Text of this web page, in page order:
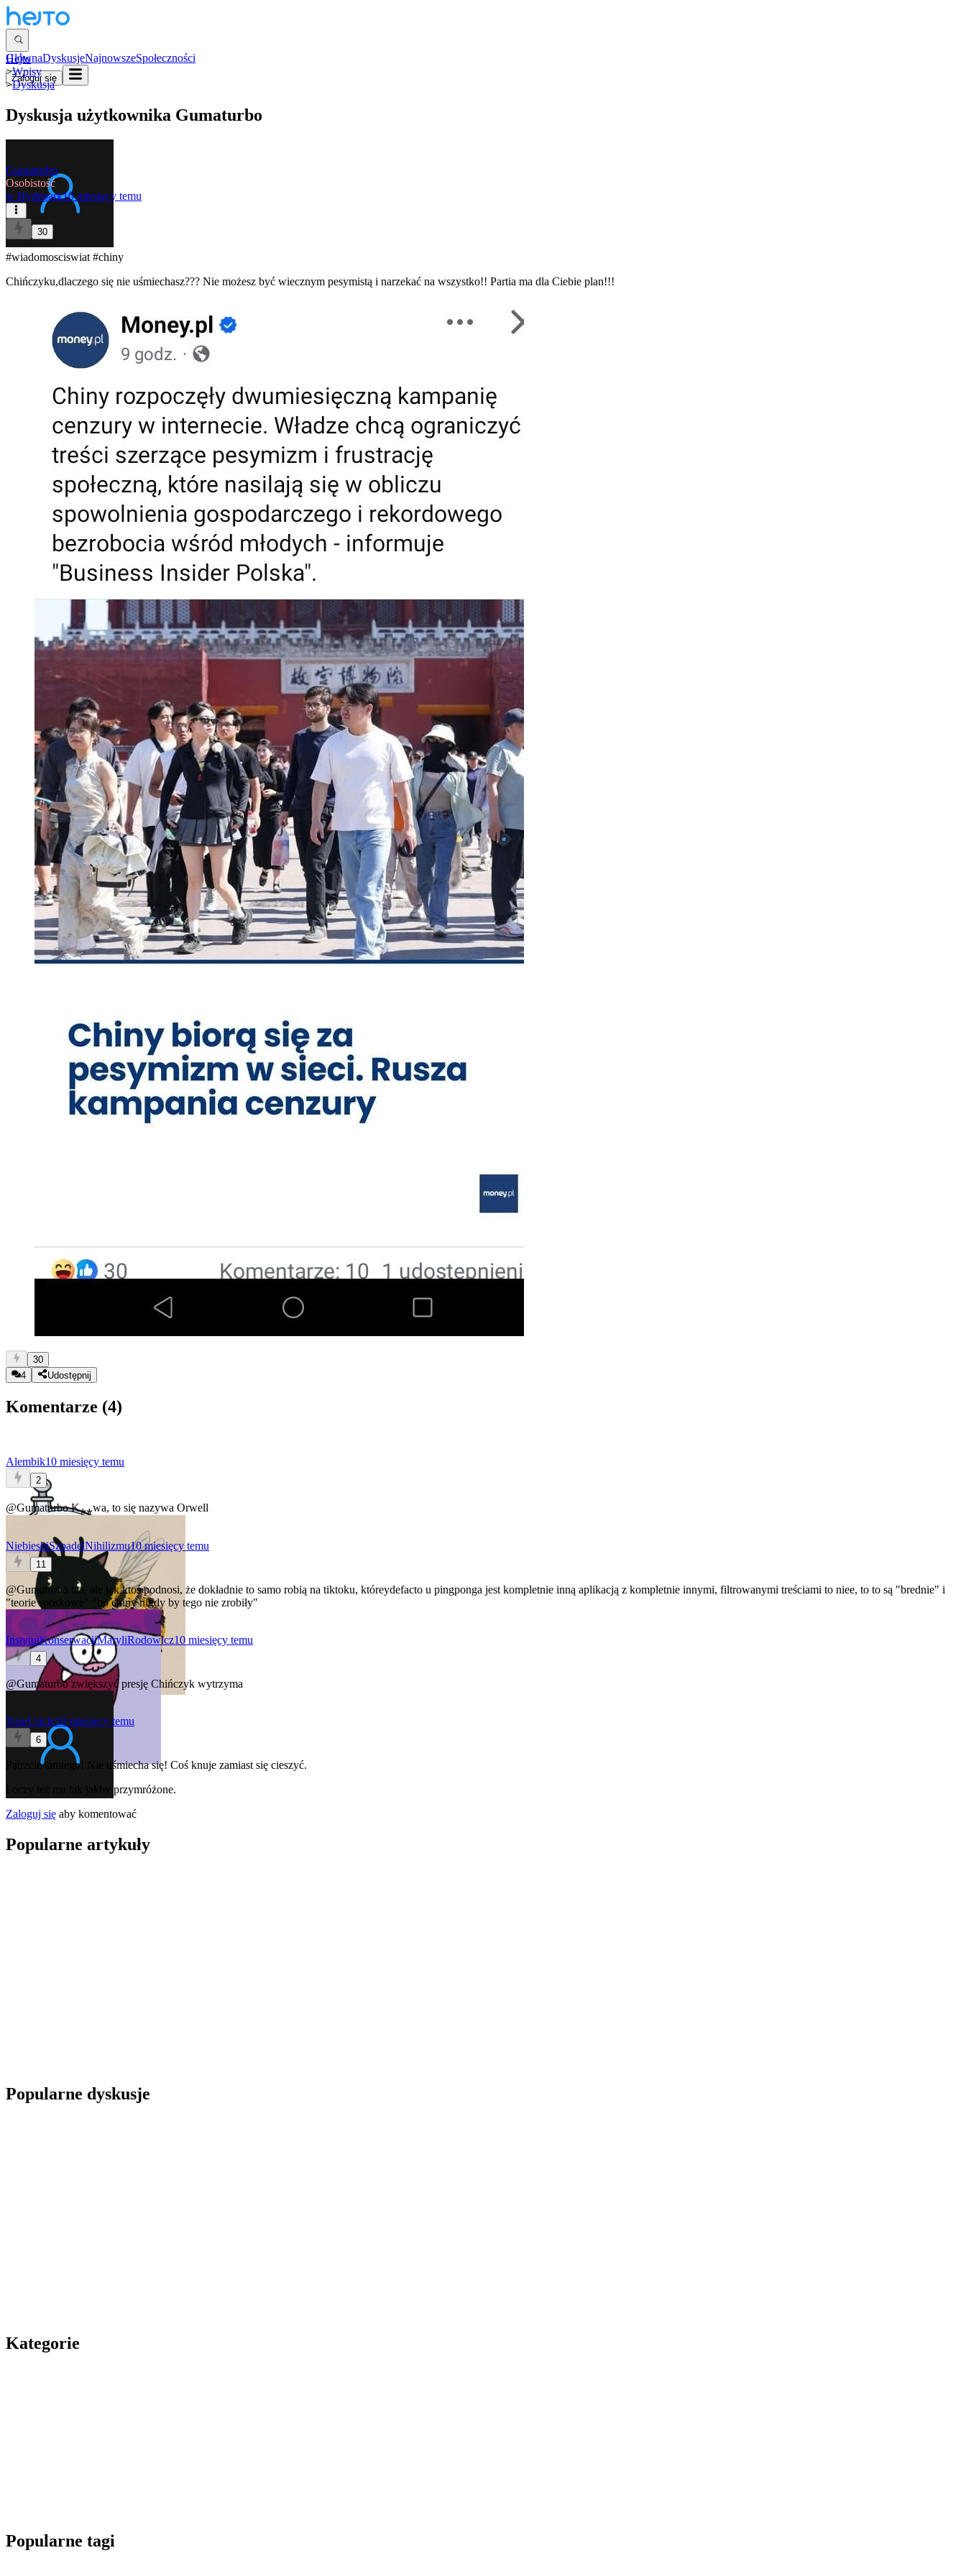
GłównaDyskusjeNajnowszeSpołeczności
Zaloguj się
Hejto
>Wpisy
>Dyskusja
Dyskusja użytkownika Gumaturbo
Gumaturbo
Osobistość
w Hydepark10 miesięcy temu
30
#wiadomosciswiat #chiny
Chińczyku,dlaczego się nie uśmiechasz??? Nie możesz być wiecznym pesymistą i narzekać na wszystko!! Partia ma dla Ciebie plan!!!
30
4
Udostępnij
Komentarze (4)
Alembik10 miesięcy temu
2
@GumaturboK⁎⁎wa, to się nazywa Orwell
NiebieskiSzpadelNihilizmu10 miesięcy temu
11
@Gumaturbo
taa, ale jak ktoś podnosi, że dokładnie to samo robią na tiktoku, któreydefacto u pingponga jest kompletnie inną aplikacją z kompletnie innymi, filtrowanymi treściami to niee, to to są "brednie" i
"teorie sposkowe" "bo chiny nigdy by tego nie zrobiły"
InstytutKonserwacjiMaryliRodowicz10 miesięcy temu
4
@Gumaturbozwiększyć presję Chińczyk wytrzyma
YourUncle10 miesięcy temu
6
Patrzcie tamtego! Nie uśmiecha się! Coś knuje zamiast się cieszyć.
I oczy też ma tak jakby przymróżone.
Zaloguj się aby komentować
Popularne artykuły
Popularne dyskusje
Kategorie
Popularne tagi